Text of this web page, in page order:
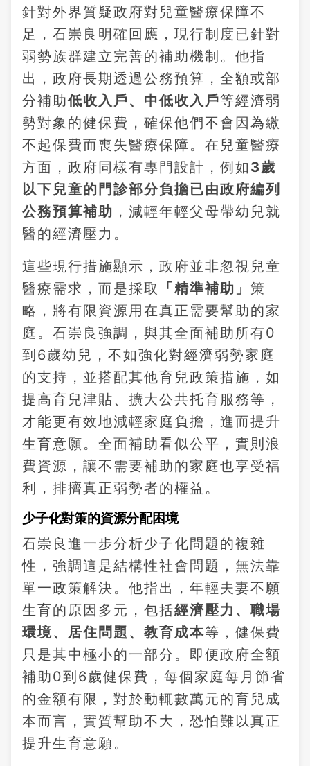
針對外界質疑政府對兒童醫療保障不
足，石崇良明確回應，現行制度已針對
弱勢族群建立完善的補助機制。他指
出，政府長期透過公務預算，全額或部
分補助低收入戶、中低收入戶等經濟弱
勢對象的健保費，確保他們不會因為繳
不起保費而喪失醫療保障。在兒童醫療
方面，政府同樣有專門設計，例如 3歲
以下兒童的門診部分負擔已由政府編列
公務預算補助 ，減輕年輕父母帶幼兒就
醫的經濟壓力。
這些現行措施顯示，政府並非忽視兒童
醫療需求，而是採取
「精準補助」 策
略，將有限資源用在真正需要幫助的家
庭。石崇良強調，與其全面補助所有0
到6歲幼兒，不如強化對經濟弱勢家庭
的支持，並搭配其他育兒政策措施，如
提高育兒津貼、擴大公共托育服務等，
才能更有效地減輕家庭負擔，進而提升
生育意願。全面補助看似公平，實則浪
費資源，讓不需要補助的家庭也享受福
利，排擠真正弱勢者的權益。
少子化對策的資源分配困境
石崇良進一步分析少子化問題的複雜
性，強調這是結構性社會問題，無法靠
單一政策解決。他指出，年輕夫妻不願
生育的原因多元，包括經濟壓力、職場
環境、居住問題、教育成本等，健保費
只是其中極小的一部分。即便政府全額
補助0到6歲健保費，每個家庭每月節省
的金額有限，對於動輒數萬元的育兒成
本而言，實質幫助不大，恐怕難以真正
提升生育意願。